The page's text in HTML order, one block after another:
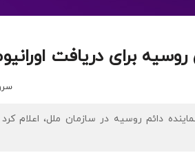
برای دریافت
نماینده دائم روسیه در سازمان ملل، اعلام